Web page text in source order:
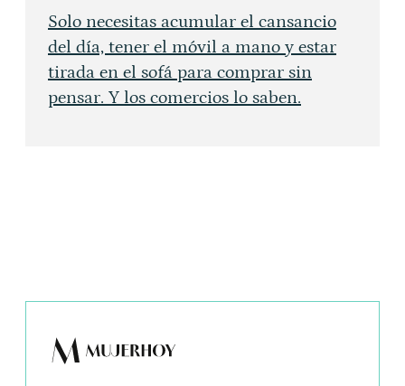
Solo necesitas acumular el cansancio
del día, tener el móvil a mano y estar
tirada en el sofá para comprar sin
pensar. Y los comercios lo saben.